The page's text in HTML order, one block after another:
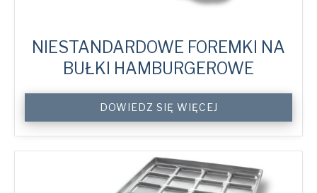
NIESTANDARDOWE FOREMKI NA
BUŁKI HAMBURGEROWE
Bun
Trays
quantity
DOWIEDZ SIĘ WIĘCEJ